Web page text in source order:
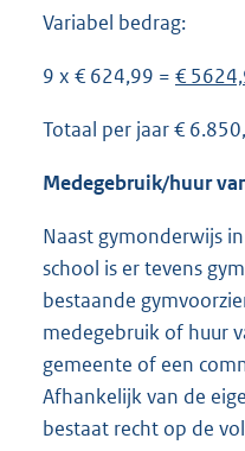
Variabel bedrag:
9 x € 624,99 = €
Totaal per jaar €
Medegebruik/huur
Naast gymonderwijs
school is er tevens
bestaande
medegebruik of huur
gemeente of een
Afhankelijk van de
bestaat recht op de